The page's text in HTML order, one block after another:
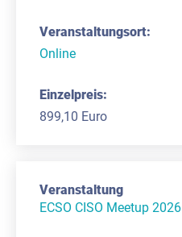
Online
899,10 Euro
ECSO CISO Meetup 2026